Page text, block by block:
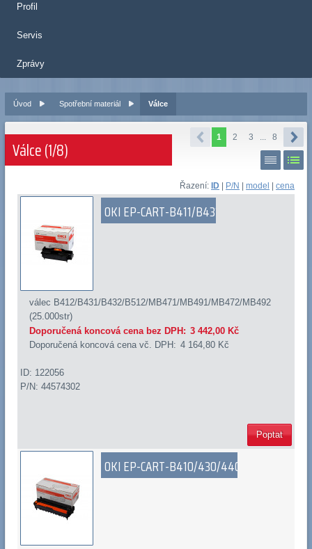
Profil
Servis
Zprávy
Úvod Spotřební materiál Válce
1 2 3 ... 8
Válce (1/8)
Řazení:ID | P/N |model |cena
OKI EP-CART-B411/B431
válec B412/B431/B432/B512/MB471/MB491/MB472/MB492
(25.000str)
Doporučená koncová cena bez DPH: 3 442,00 Kč
Doporučená koncová cena vč. DPH: 4 164,80 Kč
ID: 122056
P/N: 44574302
Poptat
OKI EP-CART-B410/430/440